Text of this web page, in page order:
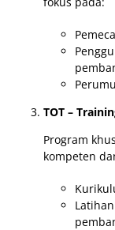
TOT –
Program
kompeten